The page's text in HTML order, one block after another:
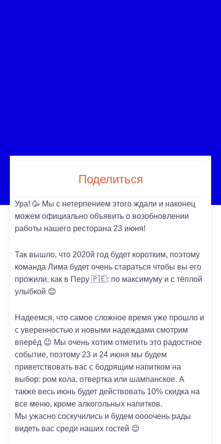
Поделиться
Ура! 🥳 Мы с нетерпением этого ждали и наконец
можем официально объявить о возобновлении
работы нашего ресторана 23 июня!
Так вышло, что 2020й год будет коротким, поэтому
команда Лима будет очень стараться чтобы вы его
прожили, как в Перу 🇵🇪: по максимуму и с тёплой
улыбкой 😊
Надеемся, что самое сложное время уже прошло и
с уверенностью и новыми надеждами смотрим
вперёд 😉 Мы очень хотим отметить это радостное
событие, поэтому 23 и 24 июня мы будем
приветствовать вас с бодрящим напитком на
выбор: ром кола, отвертка или шампанское. А
также весь июнь будет действовать 10% скидка на
все меню, кроме алкогольных напитков.
Мы ужасно соскучились и будем оооочень рады
видеть вас среди наших гостей 😌